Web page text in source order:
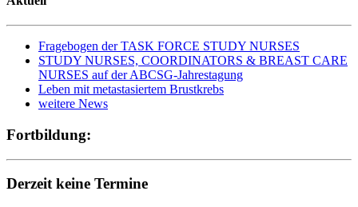
Fragebogen der TASK FORCE STUDY NURSES
STUDY NURSES, COORDINATORS & BREAST CARE
NURSES auf der ABCSG-Jahrestagung
Leben mit metastasiertem Brustkrebs
weitere News
Fortbildung:
Derzeit keine Termine